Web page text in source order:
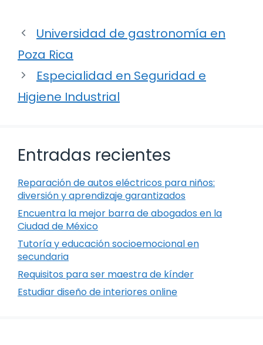
Universidad de gastronomía en
Poza Rica
Especialidad en Seguridad e
Higiene Industrial
Entradas recientes
Reparación de autos eléctricos para niños:
diversión y aprendizaje garantizados
Encuentra la mejor barra de abogados en la
Ciudad de México
Tutoría y educación socioemocional en
secundaria
Requisitos para ser maestra de kínder
Estudiar diseño de interiores online